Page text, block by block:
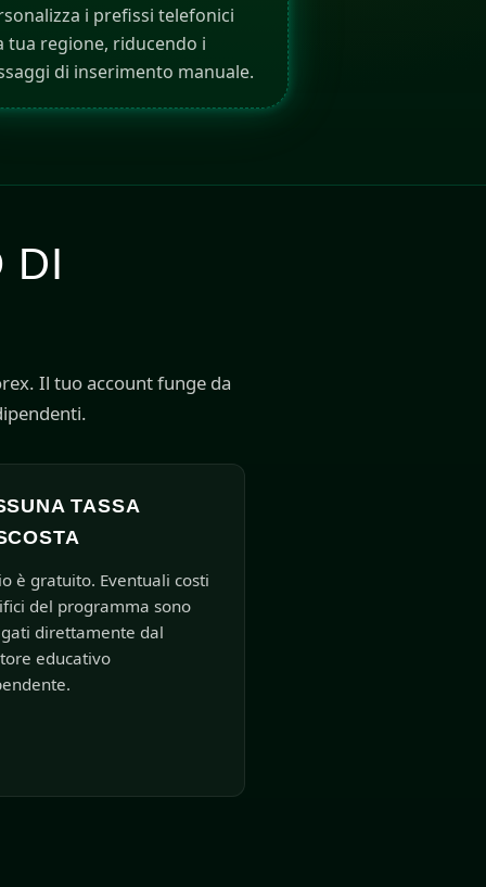
i prefissi telefonici
tua regione, riducendo i
di inserimento manuale.
DI
Il tuo account funge da
TASSA
è gratuito. Eventuali costi
del programma sono
direttamente dal
educativo